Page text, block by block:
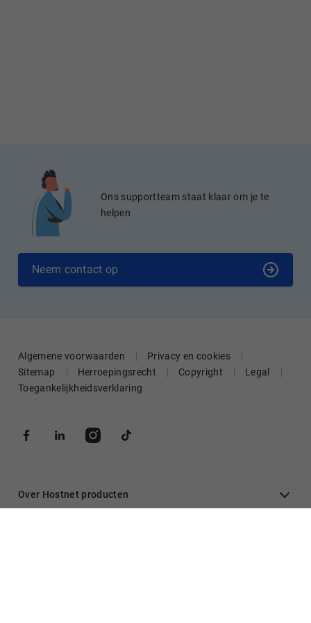
Ons supportteam staat klaar om je te
helpen
Neem contact op
Algemene voorwaarden
Privacy en cookies
Sitemap
Herroepingsrecht Copyright
Legal
Toegankelijkheidsverklaring
Over Hostnet producten